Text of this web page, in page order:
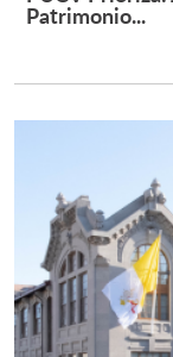
Patrimonio...